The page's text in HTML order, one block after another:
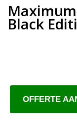
Black
OFFERTE